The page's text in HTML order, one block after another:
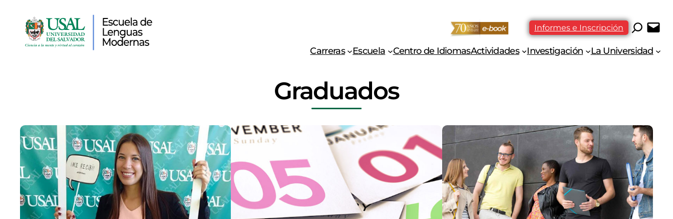
Informes e Inscripción
Carreras Escuela Centro de IdiomasActividades Investigación La Universidad
Graduados